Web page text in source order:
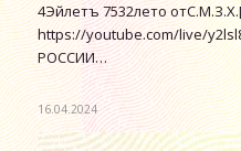
4Эйлетъ 7532лето
https://youtube.com/live/
РОССИИ…
16.04.2024